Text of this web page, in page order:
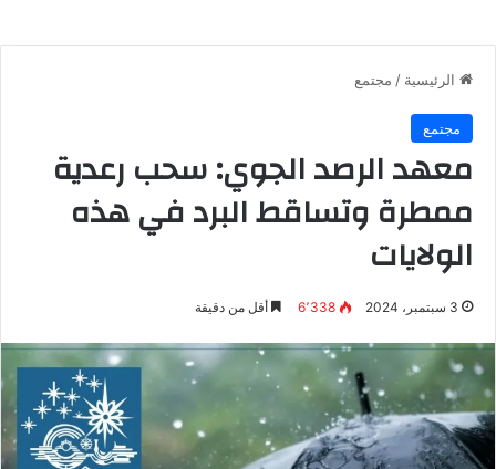
الرئيسية / مجتمع
مجتمع
معهد الرصد الجوي: سحب رعدية
ممطرة وتساقط البرد في هذه
الولايات
3 سبتمبر، 2024 6٬338 أقل من دقيقة